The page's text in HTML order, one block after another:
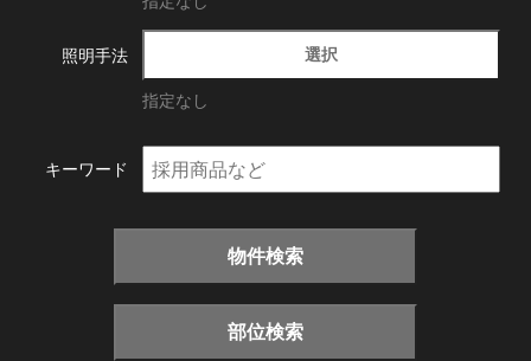
照明手法 選択
指定なし
キーワード
物件検索
部位検索